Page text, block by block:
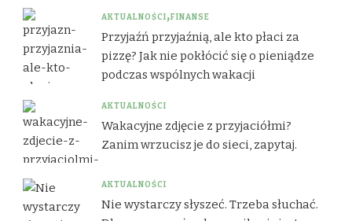
AKTUALNOŚCI FINANSE
Przyjaźń przyjaźnią, ale kto płaci za
pizzę? Jak nie pokłócić się o pieniądze
podczas wspólnych wakacji
AKTUALNOŚCI
Wakacyjne zdjęcie z przyjaciółmi?
Zanim wrzucisz je do sieci, zapytaj.
AKTUALNOŚCI
Nie wystarczy słyszeć. Trzeba słuchać.